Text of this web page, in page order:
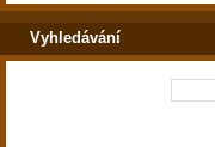
Vyhledávání